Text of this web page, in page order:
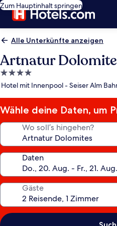
Zum Hauptinhalt springen
Alle Unterkünfte anzeigen
Artnatur
4.0-
Sterne-
Hotel mit Innenpool - Seiser Alm
Wähle deine Daten, um
Wo soll’s hingehen?
Daten
Gäste